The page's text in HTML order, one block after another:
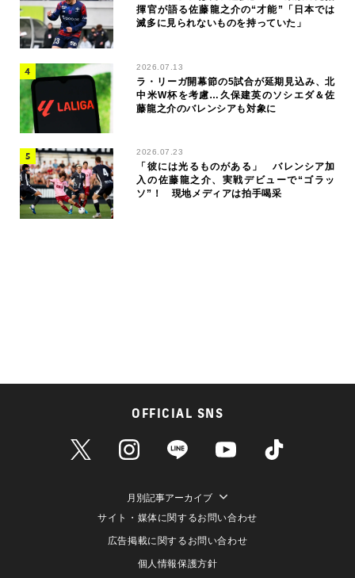
揮官が語る佐藤龍之介の“才能”「日本では
滅多に見られないものを持っていた」
2026.07.13
ラ・リーガ開幕節の5試合が延期見込み、北
中米W杯を考慮…久保建英のソシエダ＆佐
藤龍之介のバレンシアも対象に
2026.07.23
「彼には光るものがある」 バレンシア加
入の佐藤龍之介、実戦デビューで“ゴラッ
ソ”！ 現地メディアは拍手喝采
OFFICIAL SNS
月別記事アーカイブ
サイト・媒体に関するお問い合わせ
広告掲載に関するお問い合わせ
個人情報保護方針